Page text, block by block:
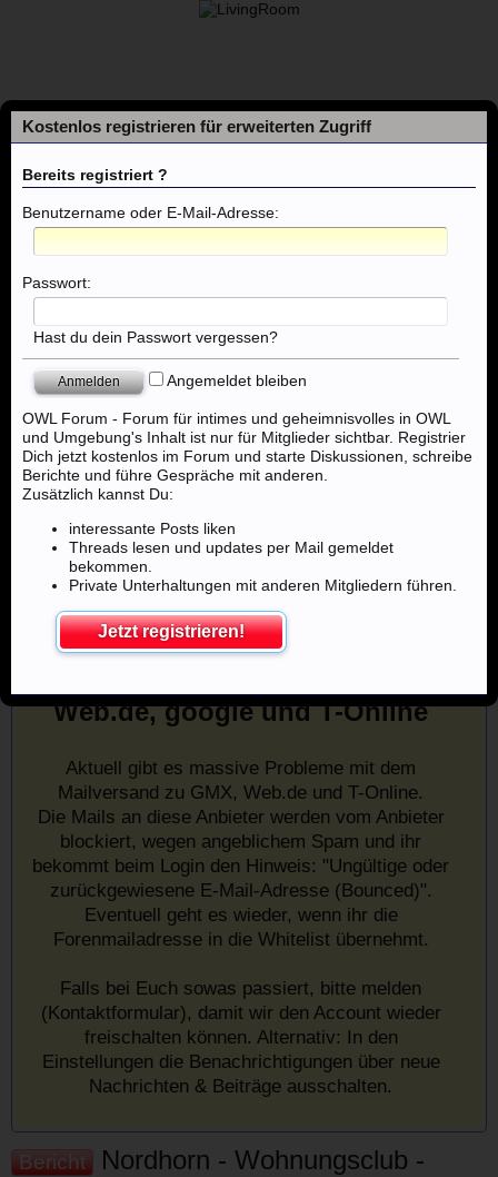
Foren ... Nordhorn, Emden, Oldenburg, Cloppenburg
Web.de, google und T-Online
Aktuell gibt es massive Probleme mit dem
Mailversand zu GMX, Web.de und T-Online.
Die Mails an diese Anbieter werden vom Anbieter
blockiert, wegen angeblichem Spam und ihr
bekommt beim Login den Hinweis: "Ungültige oder
zurückgewiesene E-Mail-Adresse (Bounced)".
Eventuell geht es wieder, wenn ihr die
Forenmailadresse in die Whitelist übernehmt.
Falls bei Euch sowas passiert, bitte melden
(Kontaktformular), damit wir den Account wieder
freischalten können. Alternativ: In den
Einstellungen die Benachrichtigungen über neue
Nachrichten & Beiträge ausschalten.
Bericht
Nordhorn - Wohnungsclub -
Foren
Themen mit aktuellen Beiträgen
Kostenlos registrieren für erweiterten Zugriff
Bereits registriert ?
Benutzername oder E-Mail-Adresse:
Passwort:
Hast du dein Passwort vergessen?
Angemeldet bleiben
OWL Forum - Forum für intimes und geheimnisvolles in OWL
und Umgebung's Inhalt ist nur für Mitglieder sichtbar. Registrier
Dich jetzt kostenlos im Forum und starte Diskussionen, schreibe
Berichte und führe Gespräche mit anderen.
Zusätzlich kannst Du:
interessante Posts liken
Threads lesen und updates per Mail gemeldet
bekommen.
Private Unterhaltungen mit anderen Mitgliedern führen.
Jetzt registrieren!